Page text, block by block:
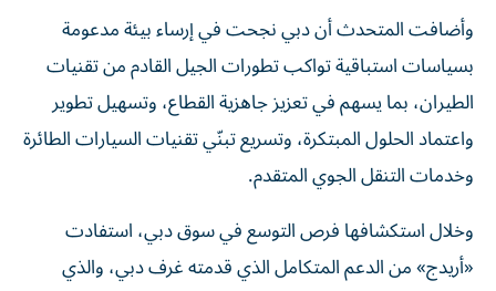
وأضافت المتحدث أن دبي نجحت في إرساء بيئة مدعومة
بسياسات استباقية تواكب تطورات الجيل القادم من تقنيات
الطيران، بما يسهم في تعزيز جاهزية القطاع، وتسهيل تطوير
واعتماد الحلول المبتكرة، وتسريع تبنّي تقنيات السيارات الطائرة
وخدمات التنقل الجوي المتقدم.
وخلال استكشافها فرص التوسع في سوق دبي، استفادت
«أريدج» من الدعم المتكامل الذي قدمته غرف دبي، والذي